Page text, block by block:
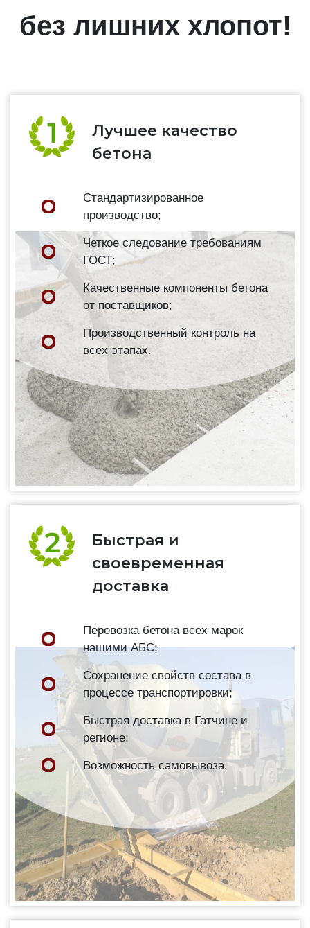
без лишних хлопот!
Лучшее качество
бетона
Стандартизированное
производство;
Четкое следование требованиям
ГОСТ;
Качественные компоненты бетона
от поставщиков;
Производственный контроль на
всех этапах.
Быстрая и
своевременная
доставка
Перевозка бетона всех марок
нашими АБС;
Сохранение свойств состава в
процессе транспортировки;
Быстрая доставка в Гатчине и
регионе;
Возможность самовывоза.